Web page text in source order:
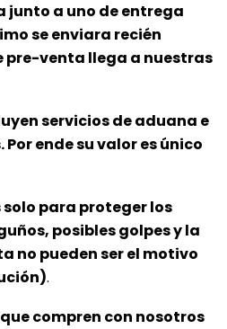
junto a uno de entrega
se enviara recién
pre-venta llega a nuestras
servicios de aduana e
ende su valor es único
solo para proteger los
posibles golpes y la
no pueden ser el motivo
.
compren con nosotros